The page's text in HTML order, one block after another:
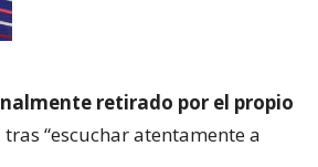
retirado por el propio
tras “escuchar atentamente a